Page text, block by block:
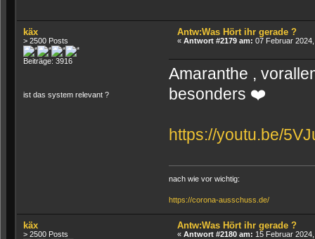
käx
> 2500 Posts
Beiträge: 3916
ist das system relevant ?
Antw:Was Hört ihr gerade ?
«Antwort #2179 am: 07 Februar
Amaranthe ,
besonders ❤️
https://youtu.be/
nach wie vor wichtig:
https://corona-ausschuss.de/
käx
> 2500 Posts
Antw:Was Hört ihr gerade ?
«Antwort #2180 am: 15 Februar